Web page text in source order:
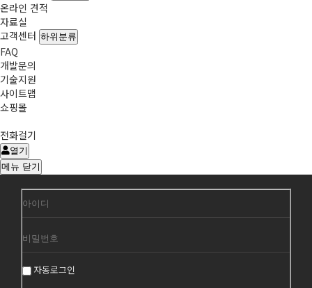
온라인 견적
자료실
고객센터 하위분류
FAQ
개발문의
기술지원
사이트맵
쇼핑몰
전화걸기
열기
메뉴 닫기
회
원
로
그
인
자동로그인